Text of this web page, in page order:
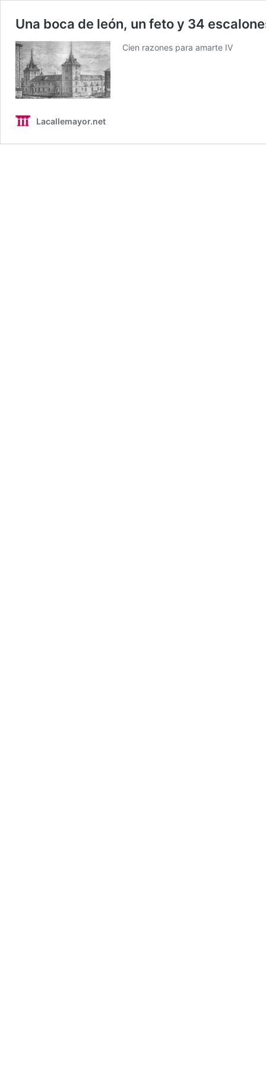
Una boca de león, un feto y 34
Cien razones para amarte IV
Lacallemayor.net